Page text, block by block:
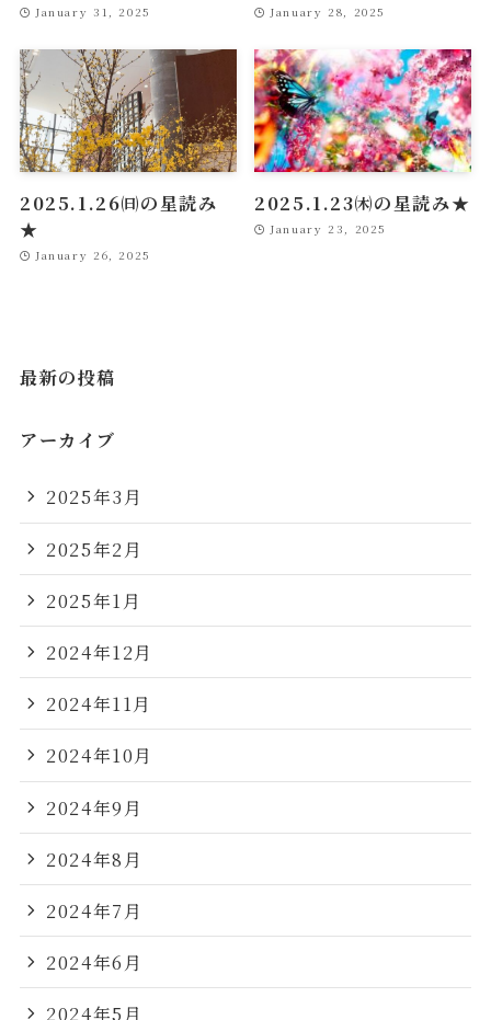
January 31, 2025 January 28, 2025
2025.1.26㈰の星読み
★
January 26, 2025
2025.1.23㈭の星読み★
January 23, 2025
最新の投稿
アーカイブ
2025年3月
2025年2月
2025年1月
2024年12月
2024年11月
2024年10月
2024年9月
2024年8月
2024年7月
2024年6月
2024年5月